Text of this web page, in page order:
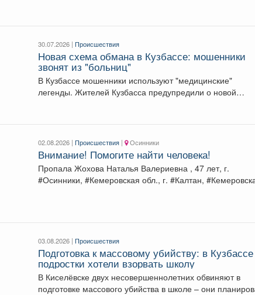
30.07.2026 |Происшествия
Новая схема обмана в Кузбассе: мошенники
звонят из "больниц"
В Кузбассе мошенники используют "медицинские"
легенды. Жителей Кузбасса предупредили о новой
02.08.2026 |Происшествия | Осинники
Внимание! Помогите найти человека!
Пропала Жохова Наталья Валериевна , 47 лет, г.
#Осинники, #Кемеровская обл., г. #Калтан,
03.08.2026 |Происшествия
Подготовка к массовому убийству: в Кузбассе
подростки хотели взорвать школу
В Киселёвске двух несовершеннолетних обвиняют в
подготовке массового убийства в школе – они